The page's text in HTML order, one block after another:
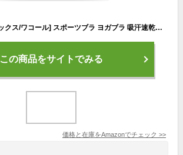
[シーダブリューエックス/ワコール] スポーツブラ ヨガブラ 吸汗速乾 ストレッチ HFY117 レディース PU EF・M
この商品をサイトでみる
価格と在庫をAmazonでチェック >>